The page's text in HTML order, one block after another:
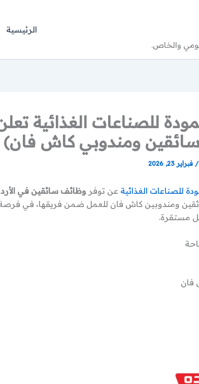
والخاص.
الرئيسية
للصناعات الغذائية
ومندوبي كاش فان)
/ فبراير 23, 2026
للصناعات الغذائية عن توفر وظائف سائقين في الأردن
ومندوبين كاش فان للعمل ضمن فريقها، في
مستقرة.
فان